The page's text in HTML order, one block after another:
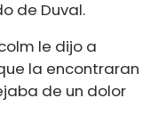
de Duval.
le dijo a
la encontraran
de un dolor